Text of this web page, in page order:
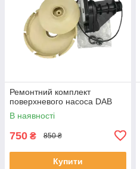
Ремонтний комплект
поверхневого насоса DAB
В наявності
750 ₴ 850 ₴
Купити